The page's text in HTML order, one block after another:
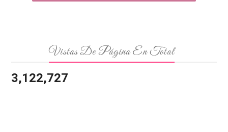
Vistas De Página En Total
3,122,727